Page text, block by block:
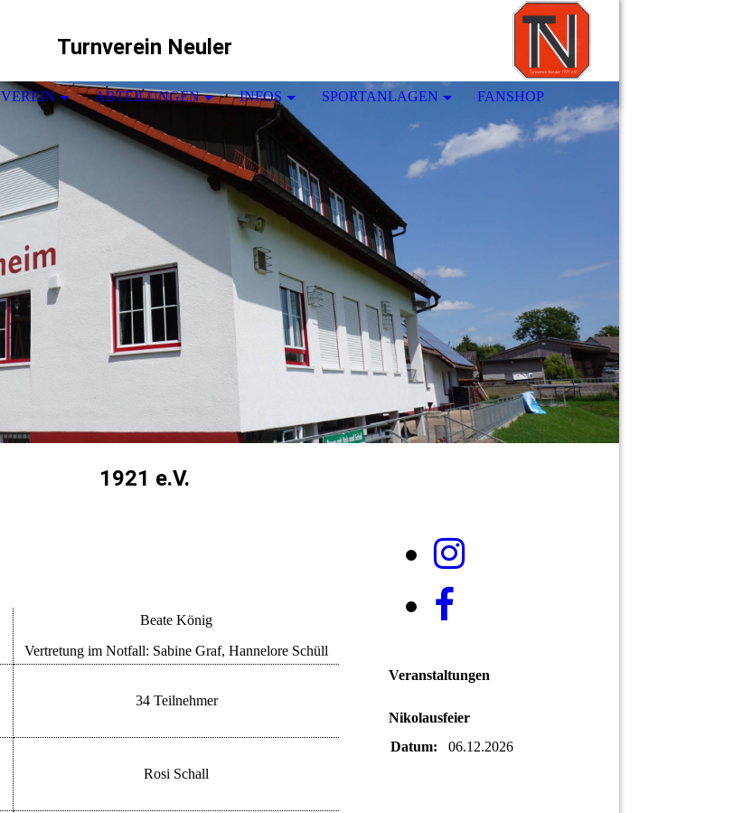
Turnverein Neuler
VEREIN ABTEILUNGEN INFOS SPORTANLAGEN FANSHOP
1921 e.V.
Beate König
Vertretung im Notfall: Sabine Graf, Hannelore Schüll
34 Teilnehmer
Rosi Schall
Veranstaltungen
Nikolausfeier
Datum:
06.12.2026